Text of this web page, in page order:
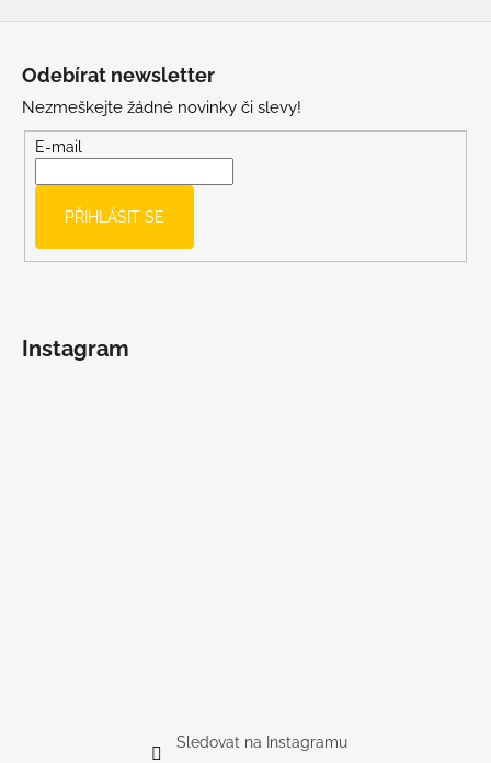
Odebírat newsletter
Nezmeškejte žádné novinky či slevy!
E-mail
PŘIHLÁSIT SE
Instagram
Sledovat na Instagramu